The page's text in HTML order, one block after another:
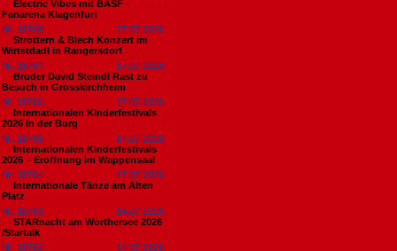
Electric Vibes mit BASF -
Fanarena Klagenfurt
Nr. 18768
17.07.2026
Strottern & Blech Konzert im
Wirtstdadl in Rangersdorf
Nr. 18767
17.07.2026
Bruder David Steindl Rast zu
Besuch in Grosskirchheim
Nr. 18766
17.07.2026
Internationalen Kinderfestivals
2026 in der Burg
Nr. 18765
17.07.2026
Internationalen Kinderfestivals
2026 – Eröffnung im Wappensaal
Nr. 18764
17.07.2026
Internationale Tänze am Alten
Platz
Nr. 18763
14.07.2026
STARnacht am Wörthersee 2026
/Startalk
Nr. 18762
14.07.2026